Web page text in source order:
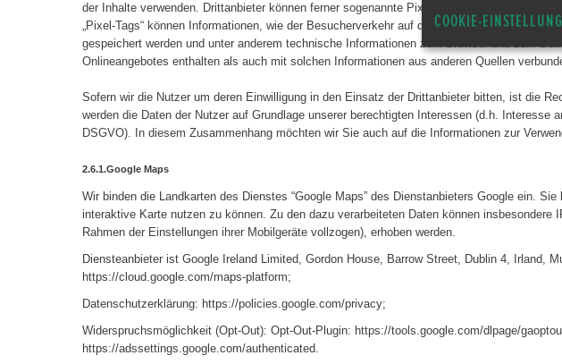
der Inhalte verwenden. Drittanbieter können ferner sogenannte Pixel-Tags (unsichtbare
„Pixel-Tags“ können Informationen, wie der Besucherverkehr auf den Seiten dieser
gespeichert werden und unter anderem technische Informationen zum Browser und zum
Onlineangebotes enthalten als auch mit solchen Informationen aus anderen Quellen
Sofern wir die Nutzer um deren Einwilligung in den Einsatz der Drittanbieter bitten, ist die
werden die Daten der Nutzer auf Grundlage unserer berechtigten Interessen (d.h.
DSGVO). In diesem Zusammenhang möchten wir Sie auch auf die Informationen zur
2.6.1.Google Maps
Wir binden die Landkarten des Dienstes “Google Maps” des Dienstanbieters Google ein.
interaktive Karte nutzen zu können. Zu den dazu verarbeiteten Daten können
Rahmen der Einstellungen ihrer Mobilgeräte vollzogen), erhoben werden.
Diensteanbieter ist Google Ireland Limited, Gordon House, Barrow Street, Dublin 4, Irland,
https://cloud.google.com/maps-platform;
Datenschutzerklärung: https://policies.google.com/privacy;
Widerspruchsmöglichkeit (Opt-Out): Opt-Out-Plugin: https://tools.google.com/dlpage/
https://adssettings.google.com/authenticated.
COOKIE-